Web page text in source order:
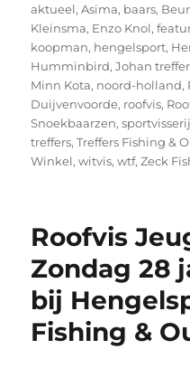
aktueel,Asima, baars,
Kleinsma, Enzo Knol,
koopman, hengelsport,
Humminbird,Johan
Minn Kota, noord-holland,
Duijvenvoorde, roofvis,
Snoekbaarzen,
treffers,Treffers Fishing &
Winkel,witvis,wtf,Zeck
Roofvis
Zondag 28
bij
Fishing &